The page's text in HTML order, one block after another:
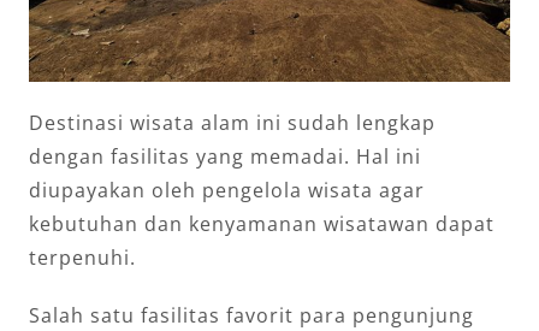
Destinasi wisata alam ini sudah lengkap
dengan fasilitas yang memadai. Hal ini
diupayakan oleh pengelola wisata agar
kebutuhan dan kenyamanan wisatawan dapat
terpenuhi.
Salah satu fasilitas favorit para pengunjung